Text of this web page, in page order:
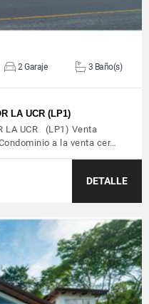
2 Garaje 3 Baño(s)
LA UCR (LP1)
LA UCR (LP1) Venta
a la venta cer…
DETALLE